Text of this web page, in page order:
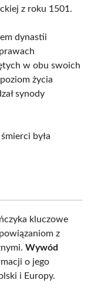
z roku 1501.
dynastii
w obu swoich
życia
synody
była
kluczowe
z
Wywód
o jego
i Europy.